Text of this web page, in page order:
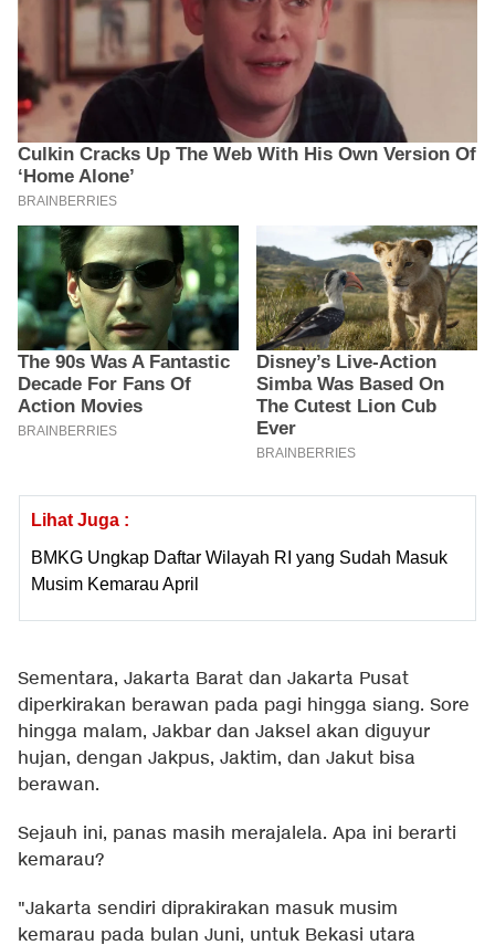
Lihat Juga :
BMKG Ungkap Daftar Wilayah RI yang Sudah Masuk
Musim Kemarau April
Sementara, Jakarta Barat dan Jakarta Pusat
diperkirakan berawan pada pagi hingga siang. Sore
hingga malam, Jakbar dan Jaksel akan diguyur
hujan, dengan Jakpus, Jaktim, dan Jakut bisa
berawan.
Sejauh ini, panas masih merajalela. Apa ini berarti
kemarau?
"Jakarta sendiri diprakirakan masuk musim
kemarau pada bulan Juni, untuk Bekasi utara